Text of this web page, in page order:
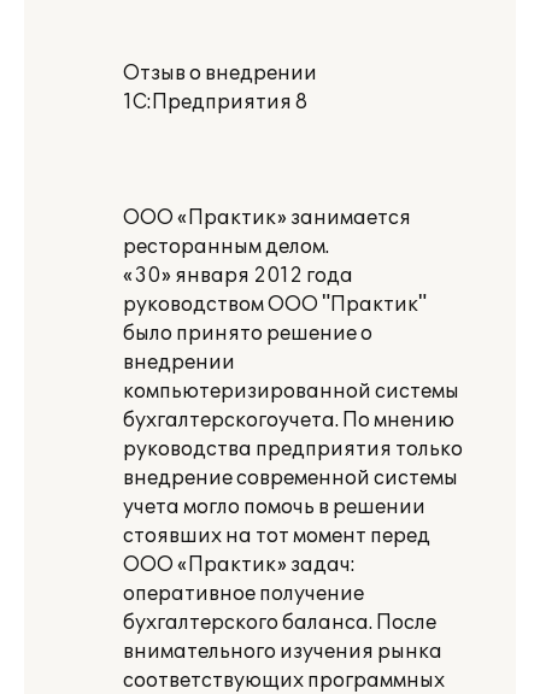
Отзыв о внедрении
1С:Предприятия 8
ООО «Практик» занимается
ресторанным делом.
«30» января 2012 года
руководством ООО "Практик"
было принято решение о
внедрении
компьютеризированной системы
бухгалтерскогоучета. По мнению
руководства предприятия только
внедрение современной системы
учета могло помочь в решении
стоявших на тот момент перед
ООО «Практик» задач:
оперативное получение
бухгалтерского баланса. После
внимательного изучения рынка
соответствующих программных